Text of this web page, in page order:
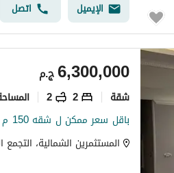
الإيميل اتصل
ج.م6,300,000
شقة 2
2
المستثمرين الشمالية، التجمع